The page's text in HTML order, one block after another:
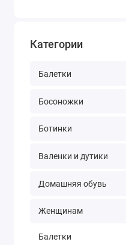
Категории
Балетки
Босоножки
Ботинки
Валенки и дутики
Домашняя обувь
Женщинам
Балетки